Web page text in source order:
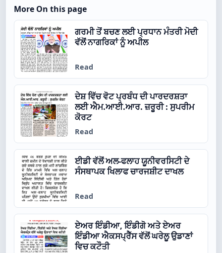
More On this page
ਗਰਮੀ ਤੋਂ ਬਚਣ ਲਈ ਪ੍ਰਧਾਨ ਮੰਤਰੀ ਮੋਦੀ
ਵੱਲੋਂ ਨਾਗਰਿਕਾਂ ਨੂੰ ਅਪੀਲ
Read
ਦੇਸ਼ ਵਿੱਚ ਵੋਟ ਪ੍ਰਬੰਧ ਦੀ ਪਾਰਦਰਸ਼ਤਾ
ਲਈ ਐਮ.ਆਈ.ਆਰ. ਜ਼ਰੂਰੀ : ਸੁਪਰੀਮ
ਕੋਰਟ
Read
ਈਡੀ ਵੱਲੋਂ ਅਲ-ਫਲਾਹ ਯੂਨੀਵਰਸਿਟੀ ਦੇ
ਸੰਸਥਾਪਕ ਖਿਲਾਫ ਚਾਰਜਸ਼ੀਟ ਦਾਖਲ
Read
ਏਅਰ ਇੰਡੀਆ, ਇੰਡੀਗੋ ਅਤੇ ਏਅਰ
ਇੰਡੀਆ ਐਕਸਪ੍ਰੈੱਸ ਵੱਲੋਂ ਘਰੇਲੂ ਉਡਾਣਾਂ
ਵਿਚ ਕਟੌਤੀ